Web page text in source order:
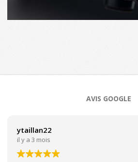
AVIS GOOGLE
ytaillan22
il y a 3 mois